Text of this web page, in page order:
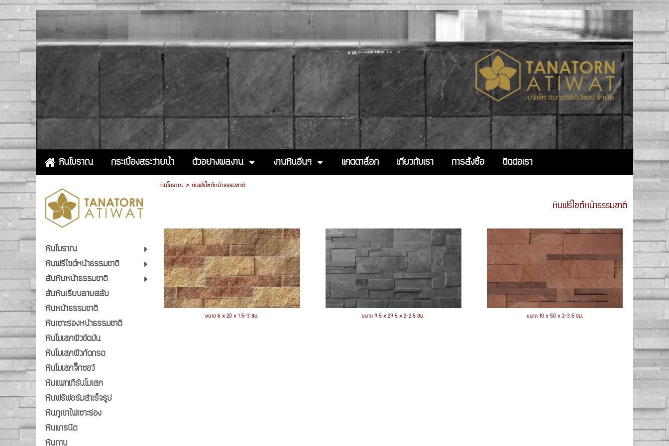
หินโบราณ กระเบื้องสระว่ายน้ำ ตัวอย่างผลงาน งานหินอื่นๆ แคตตาล็อก เกี่ยวกับเรา การสั่งซื้อ ติดต่อเรา
หินโบราณ
หินฟรีไซต์หน้าธรรมชาติ
สันหินหน้าธรรมชาติ
สันหินเรียบลายสลับ
หินหน้าธรรมชาติ
หินเซาะร่องหน้าธรรมชาติ
หินโมเสคผิวขัดมัน
หินโมเสคผิวกัดกรด
หินโมเสคจิ๊กซอว์
หินแพทเทิร์นโมเสค
หินฟรีฟอร์มสำเร็จรูป
หินภูเขาไฟเซาะร่อง
หินแกรนิต
หินกาบ
หินโบราณ >หินฟรีไซต์หน้าธรรมชาติ
หินฟรีไซต์หน้าธรรมชาติ
ขนาด 6 x 20 x 1.5-3 ซม. ขนาด 9.5 x 29.5 x 2-2.5 ซม. ขนาด 10 x 50 x 2-3.5 ซม.